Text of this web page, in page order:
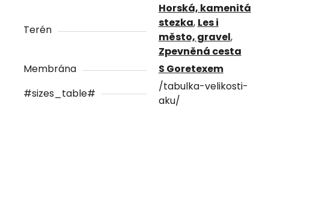
Terén
Horská, kamenitá
stezka, Les i
město, gravel,
Zpevněná cesta
Membrána
S Goretexem
#sizes_table#
/tabulka-velikosti-
aku/